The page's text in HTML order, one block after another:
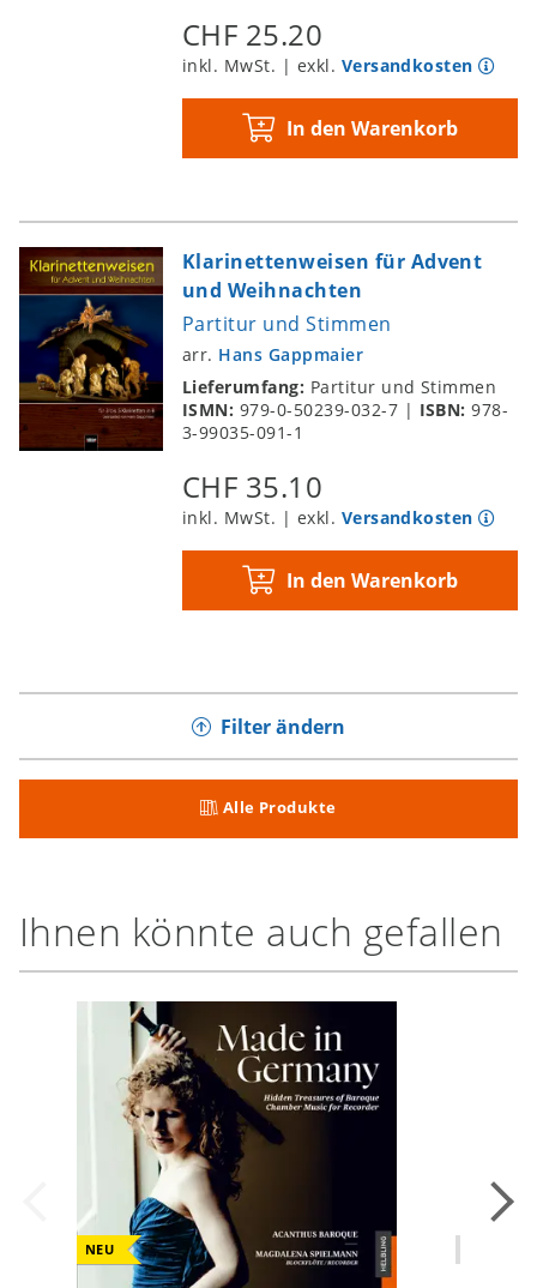
CHF 25.20
inkl. MwSt. | exkl. Versandkosten
In den Warenkorb
Klarinettenweisen für Advent
und Weihnachten
Partitur und Stimmen
arr. Hans Gappmaier
Lieferumfang: Partitur und Stimmen
ISMN: 979-0-50239-032-7 | ISBN:978-
3-99035-091-1
CHF 35.10
inkl. MwSt. | exkl. Versandkosten
In den Warenkorb
Filter ändern
Alle Produkte
Ihnen könnte auch gefallen
NEU